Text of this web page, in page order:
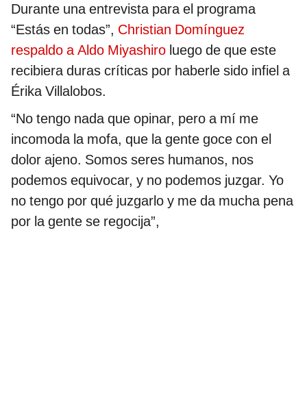
Durante una entrevista para el programa
“Estás en todas”, Christian Domínguez
respaldo a Aldo Miyashiro luego de que este
recibiera duras críticas por haberle sido infiel a
Érika Villalobos.
“No tengo nada que opinar, pero a mí me
incomoda la mofa, que la gente goce con el
dolor ajeno. Somos seres humanos, nos
podemos equivocar, y no podemos juzgar. Yo
no tengo por qué juzgarlo y me da mucha pena
por la gente se regocija”,